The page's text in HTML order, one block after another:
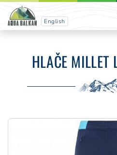
English
HLAČE MILLET